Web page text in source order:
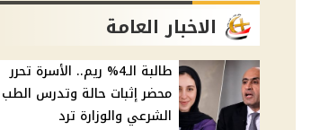
الاخبار العامة
طالبة الـ4% ريم.. الأسرة تحرر
محضر إثبات حالة وتدرس الطب
الشرعي والوزارة ترد